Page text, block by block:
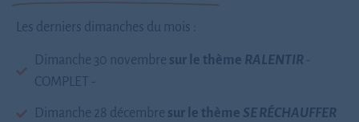
Les derniers dimanches du mois :
Dimanche 30 novembre sur le thème RALENTIR-
COMPLET -
Dimanche 28 décembre sur le thème SE RÉCHAUFFER